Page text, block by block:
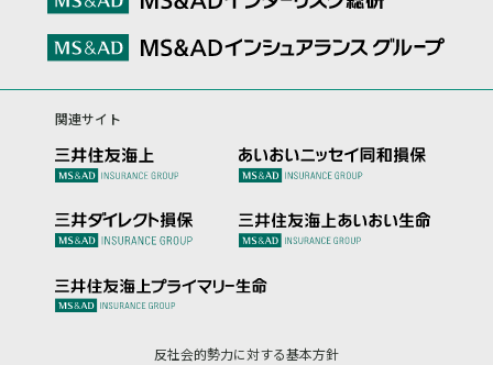
関連サイト
反社会的勢力に対する基本方針